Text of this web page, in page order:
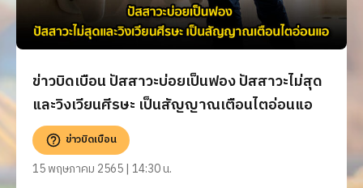
ข่าวบิดเบือน ปัสสาวะบ่อยเป็นฟอง ปัสสาวะไม่สุด
และวิงเวียนศีรษะ เป็นสัญญาณเตือนไตอ่อนแอ
ข่าวบิดเบือน
15 พฤษภาคม 2565 | 14:30 น.